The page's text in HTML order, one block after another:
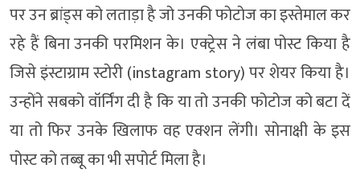
पर उन ब्रांड्स को लताड़ा है जो उनकी फोटोज का इस्तेमाल कर
रहे हैं बिना उनकी परमिशन के। एक्ट्रेस ने लंबा पोस्ट किया है
जिसे इंस्टाग्राम स्टोरी (instagram story) पर शेयर किया है।
उन्होंने सबको वॉर्निंग दी है कि या तो उनकी फोटोज को बटा दें
या तो फिर उनके खिलाफ वह एक्शन लेंगी। सोनाक्षी के इस
पोस्ट को तब्बू का भी सपोर्ट मिला है।